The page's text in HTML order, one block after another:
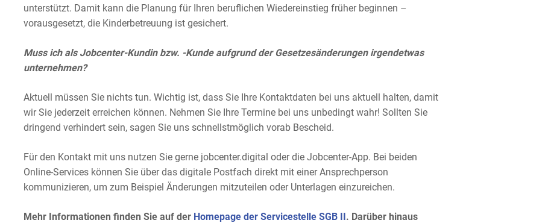
unterstützt. Damit kann die Planung für Ihren beruflichen Wiedereinstieg früher beginnen –
vorausgesetzt, die Kinderbetreuung ist gesichert.
Muss ich als Jobcenter-Kundin bzw. -Kunde aufgrund der Gesetzesänderungen irgendetwas
unternehmen?
Aktuell müssen Sie nichts tun. Wichtig ist, dass Sie Ihre Kontaktdaten bei uns aktuell halten, damit
wir Sie jederzeit erreichen können. Nehmen Sie Ihre Termine bei uns unbedingt wahr! Sollten Sie
dringend verhindert sein, sagen Sie uns schnellstmöglich vorab Bescheid.
Für den Kontakt mit uns nutzen Sie gerne jobcenter.digital oder die Jobcenter-App. Bei beiden
Online-Services können Sie über das digitale Postfach direkt mit einer Ansprechperson
kommunizieren, um zum Beispiel Änderungen mitzuteilen oder Unterlagen einzureichen.
Mehr Informationen finden Sie auf der Homepage der Servicestelle SGB II. Darüber hinaus